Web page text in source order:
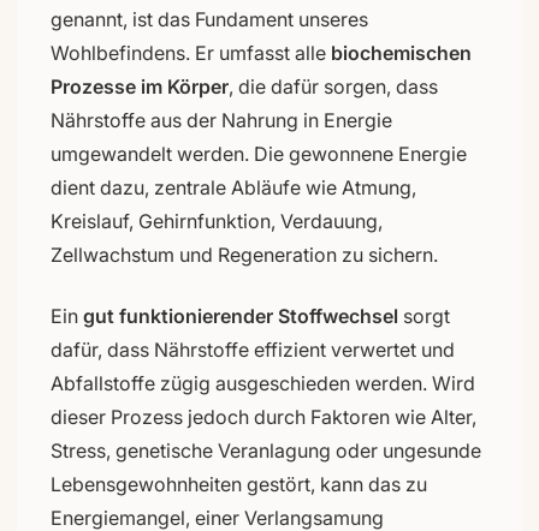
genannt, ist das Fundament unseres
Wohlbefindens. Er umfasst alle biochemischen
Prozesse im Körper, die dafür sorgen, dass
Nährstoffe aus der Nahrung in Energie
umgewandelt werden. Die gewonnene Energie
dient dazu, zentrale Abläufe wie Atmung,
Kreislauf, Gehirnfunktion, Verdauung,
Zellwachstum und Regeneration zu sichern.
Ein gut funktionierender Stoffwechsel sorgt
dafür, dass Nährstoffe effizient verwertet und
Abfallstoffe zügig ausgeschieden werden. Wird
dieser Prozess jedoch durch Faktoren wie Alter,
Stress, genetische Veranlagung oder ungesunde
Lebensgewohnheiten gestört, kann das zu
Energiemangel, einer Verlangsamung